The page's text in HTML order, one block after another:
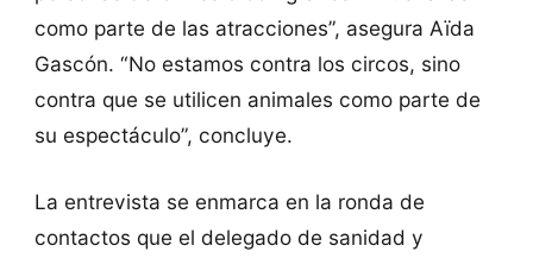
como parte de las atracciones”, asegura Aïda
Gascón. “No estamos contra los circos, sino
contra que se utilicen animales como parte de
su espectáculo”, concluye.
La entrevista se enmarca en la ronda de
contactos que el delegado de sanidad y